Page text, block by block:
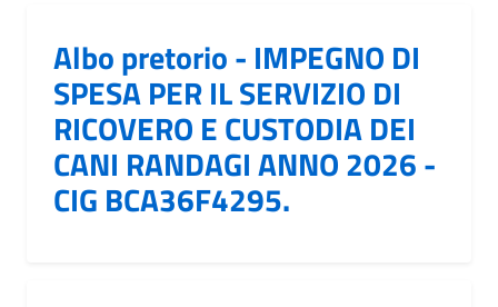
Albo pretorio - IMPEGNO DI
SPESA PER IL SERVIZIO DI
RICOVERO E CUSTODIA DEI
CANI RANDAGI ANNO 2026 -
CIG BCA36F4295.